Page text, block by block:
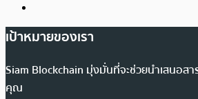
เป้าหมายของเรา
Siam Blockchain มุ่งมั่นที่จะช่วยนำเสนอส
คุณ